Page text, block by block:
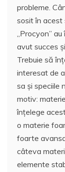
probleme.
sosit în acest
„Procyon”
avut succes
Trebuie să
interesat de
sa și speciile
motiv:
înțelege
o materie
foarte
câteva
elemente